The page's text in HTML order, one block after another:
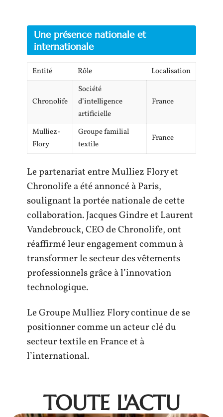
Une présence nationale et
internationale
Entité Rôle Localisation
Chronolife
Société
d’intelligence
artificielle
France
Mulliez-
Flory
Groupe familial
textile
France
Le partenariat entre Mulliez Flory et
Chronolife a été annoncé à Paris,
soulignant la portée nationale de cette
collaboration. Jacques Gindre et Laurent
Vandebrouck, CEO de Chronolife, ont
réaffirmé leur engagement commun à
transformer le secteur des vêtements
professionnels grâce à l’innovation
technologique.
Le Groupe Mulliez Flory continue de se
positionner comme un acteur clé du
secteur textile en France et à
l’international.
TOUTE L'ACTU